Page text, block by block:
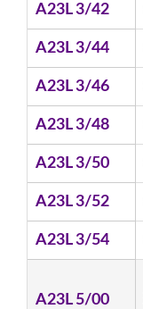
A23L 3/42
A23L 3/44
A23L 3/46
A23L 3/48
A23L 3/50
A23L 3/52
A23L 3/54
A23L 5/00